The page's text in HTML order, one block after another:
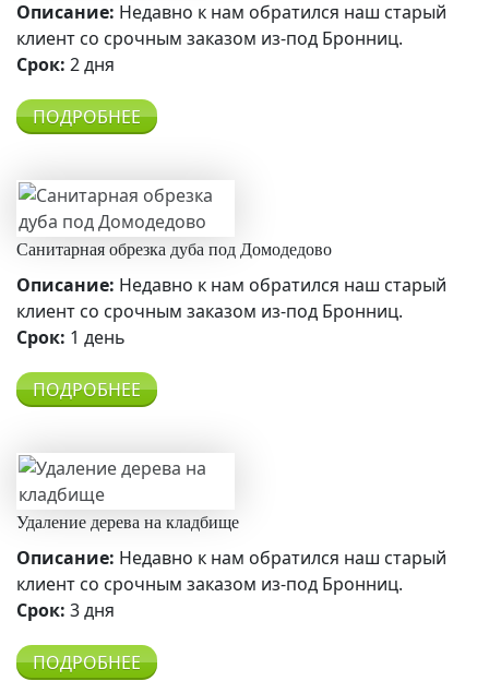
Описание: Недавно к нам обратился наш старый
клиент со срочным заказом из-под Бронниц.
Срок: 2 дня
ПОДРОБНЕЕ
Санитарная обрезка дуба под Домодедово
Описание: Недавно к нам обратился наш старый
клиент со срочным заказом из-под Бронниц.
Срок: 1 день
ПОДРОБНЕЕ
Удаление дерева на кладбище
Описание: Недавно к нам обратился наш старый
клиент со срочным заказом из-под Бронниц.
Срок: 3 дня
ПОДРОБНЕЕ